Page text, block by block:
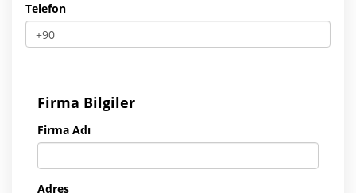
Telefon
Firma Bilgiler
Firma Adı
Adres